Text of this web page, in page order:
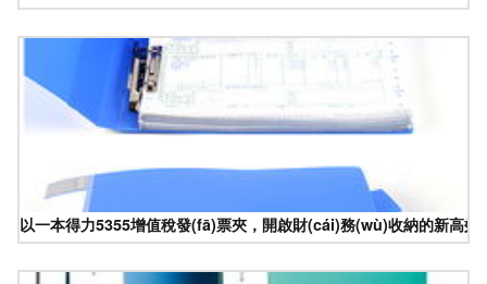
以一本得力5355增值稅發(fā)票夾，開啟財(cái)務(wù)收納的新高效